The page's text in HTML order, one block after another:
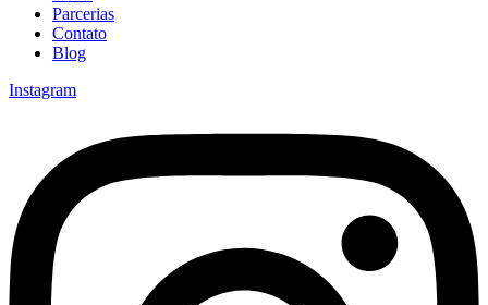
Parcerias
Contato
Blog
Instagram